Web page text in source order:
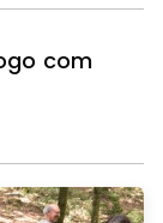
com